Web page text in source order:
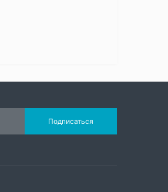
Подписаться